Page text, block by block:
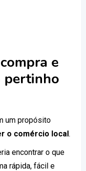
e
pertinho
um propósito
o comércio local.
encontrar o que
rápida, fácil e